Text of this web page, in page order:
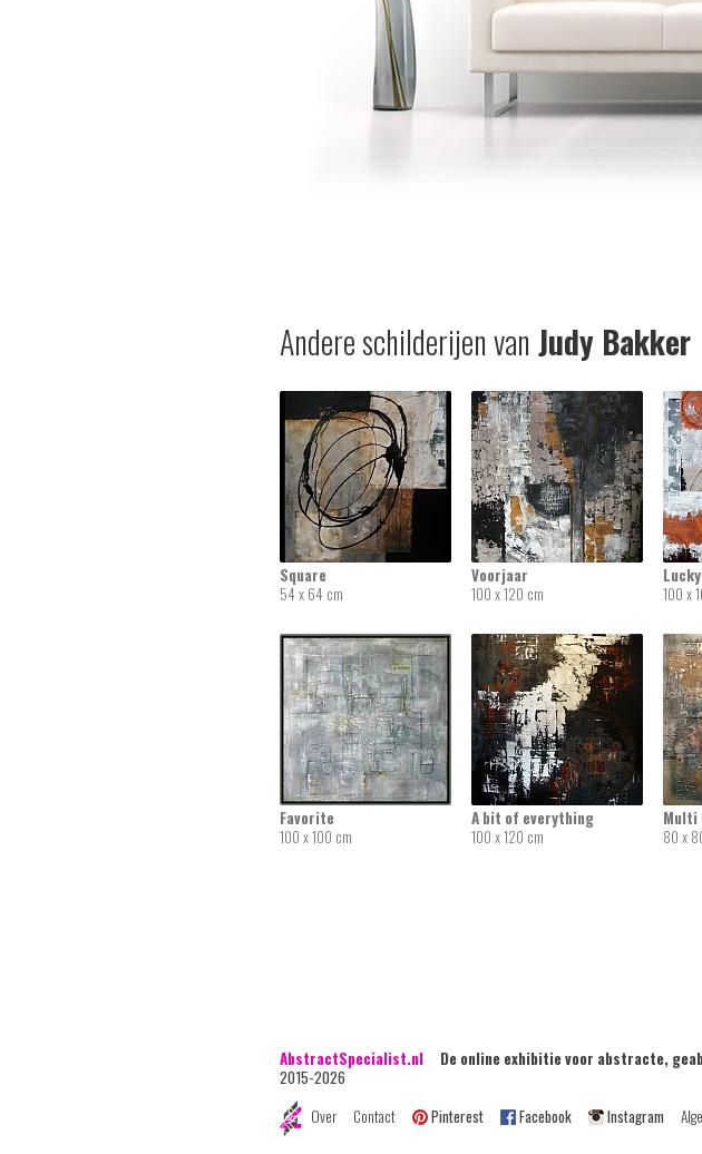
Andere schilderijen van Judy Bakker
Square
54 x 64 cm
Voorjaar
100 x 120 cm
100 x
Favorite
100 x 100 cm
A bit of everything
100 x 120 cm
Multi
80 x
AbstractSpecialist.nl De online exhibitie voor abstracte,
2015-2026
Over
Contact Pinterest Facebook Instagram